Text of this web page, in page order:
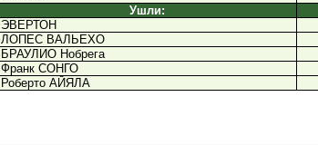
Ушли:
ЭВЕРТОН
ЛОПЕС ВАЛЬЕХО
БРАУЛИО Нобрега
Франк СОНГО
Роберто АЙЯЛА